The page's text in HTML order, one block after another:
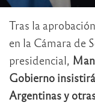
Tras la
en la Cámara de
presidencial,
Gobierno
Argentinas y